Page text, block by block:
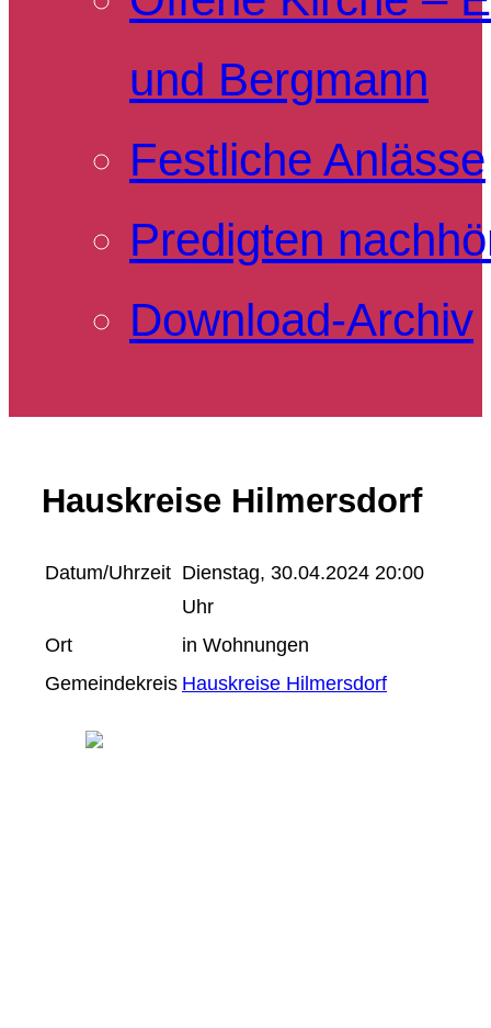
und Bergmann
Festliche Anlässe
Predigten
Download-Archiv
Hauskreise Hilmersdorf
Datum/Uhrzeit Dienstag, 30.04.2024 20:00
Uhr
Ort
in Wohnungen
Gemeindekreis Hauskreise Hilmersdorf